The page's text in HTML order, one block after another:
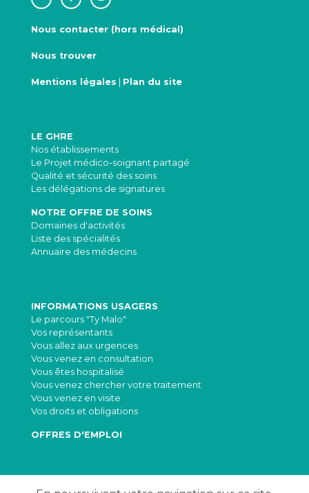
Nous contacter (hors médical)
Nous trouver
Mentions légales | Plan du site
LE GHRE
Nos établissements
Le Projet médico-soignant partagé
Qualité et sécurité des soins
Les délégations de signatures
NOTRE OFFRE DE SOINS
Domaines d'activités
Liste des spécialités
Annuaire des médecins
INFORMATIONS USAGERS
Le parcours "Ty Malo"
Vos représentants
Vous allez aux urgences
Vous venez en consultation
Vous êtes hospitalisé
Vous venez chercher votre traitement
Vous venez en visite
Vos droits et obligations
OFFRES D'EMPLOI
RECHERCHE CLINIQUE